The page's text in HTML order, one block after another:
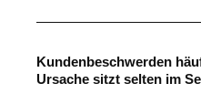
Kundenbeschwerden
Ursache sitzt selten im